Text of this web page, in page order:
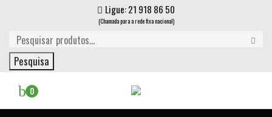
Ligue: 21 918 86 50
(Chamada para a rede fixa nacional)
Pesquisa
0